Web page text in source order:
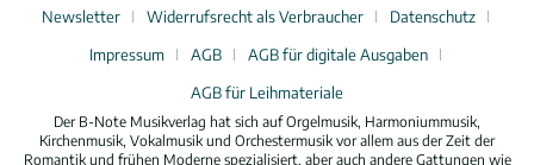
Newsletter
Widerrufsrecht als Verbraucher
Datenschutz
Impressum
AGB
AGB für digitale Ausgaben
AGB für Leihmateriale
Der B-Note Musikverlag hat sich auf Orgelmusik, Harmoniummusik,
Kirchenmusik, Vokalmusik und Orchestermusik vor allem aus der Zeit der
Romantik und frühen Moderne spezialisiert, aber auch andere Gattungen wie